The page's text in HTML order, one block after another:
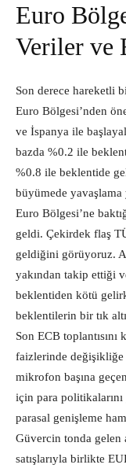
Euro
Veriler ve
Son derece hareketli
Euro Bölgesi’nden
ve İspanya ile
bazda %0.2 ile
%0.8 ile beklentide
büyümede yavaşlama
Euro Bölgesi’ne
geldi. Çekirdek flaş
geldiğini görüyoruz.
yakından takip ettiği
beklentiden kötü
beklentilerin bir tık
Son ECB
faizlerinde değişikliğe
mikrofon başına
için para
parasal genişleme
Güvercin tonda gelen
satışlarıyla birlikte